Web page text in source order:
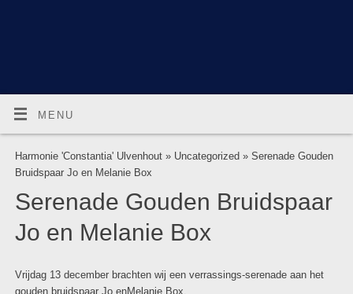
MENU
Harmonie 'Constantia' Ulvenhout» Uncategorized » Serenade Gouden
Bruidspaar Jo en Melanie Box
Serenade Gouden Bruidspaar
Jo en Melanie Box
Vrijdag 13 december brachten wij een verrassings-serenade aan het